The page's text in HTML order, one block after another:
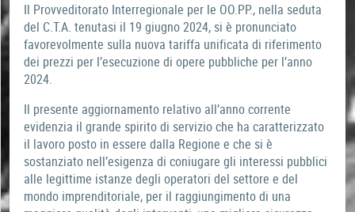
Il Provveditorato Interregionale per le OO.PP., nella seduta
del C.T.A. tenutasi il 19 giugno 2024, si è pronunciato
favorevolmente sulla nuova tariffa unificata di riferimento
dei prezzi per l’esecuzione di opere pubbliche per l’anno
2024.
Il presente aggiornamento relativo all’anno corrente
evidenzia il grande spirito di servizio che ha caratterizzato
il lavoro posto in essere dalla Regione e che si è
sostanziato nell’esigenza di coniugare gli interessi pubblici
alle legittime istanze degli operatori del settore e del
mondo imprenditoriale, per il raggiungimento di una